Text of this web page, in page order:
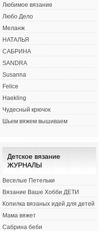
Любимое вязание
Любо Дело
Меланж
НАТАЛЬЯ
САБРИНА
SANDRA
Susanna
Felice
Haekling
Чудесный крючок
Шьем вяжем вышиваем
Детское вязание
ЖУРНАЛЫ
Веселые Петельки
Вязание Ваше Хобби ДЕТИ
Копилка вязаных идей для детей
Мама вяжет
Сабрина беби